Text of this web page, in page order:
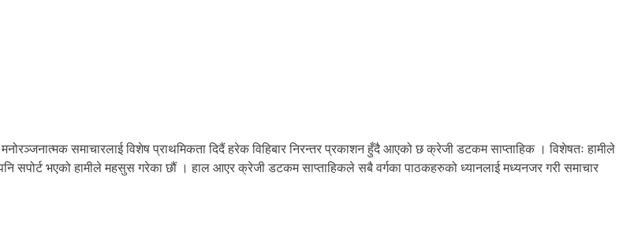
समाचारलाई विशेष प्राथमिकता दिदैं हरेक विहिबार निरन्तर प्रकाशन हुँदै आएको छ क्रेजी डटकम साप्ताहिक । विशेषतः हामीले
सपोर्ट भएको हामीले महसुस गरेका छौं । हाल आएर क्रेजी डटकम साप्ताहिकले सबै वर्गका पाठकहरुको ध्यानलाई मध्यनजर गरी समाचार